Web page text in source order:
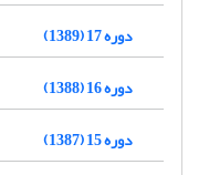
دوره 17 (1389)
دوره 16 (1388)
دوره 15 (1387)